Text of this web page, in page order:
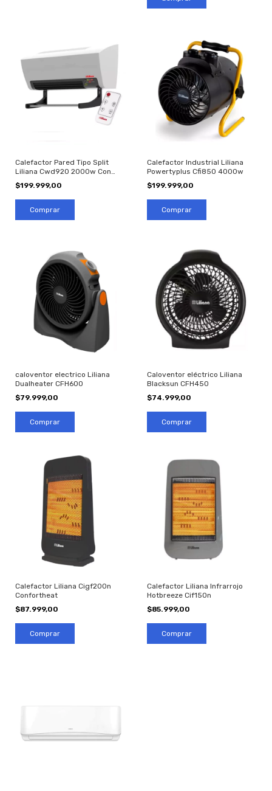
Calefactor Pared Tipo Split
Liliana Cwd920 2000w Con
Tender
$199.999,00
Calefactor Industrial Liliana
Powertyplus Cfi850 4000w
$199.999,00
caloventor electrico Liliana
Dualheater CFH600
$79.999,00
Caloventor eléctrico Liliana
Blacksun CFH450
$74.999,00
Calefactor Liliana Cigf200n
Confortheat
$87.999,00
Calefactor Liliana Infrarrojo
Hotbreeze Cif150n
$85.999,00